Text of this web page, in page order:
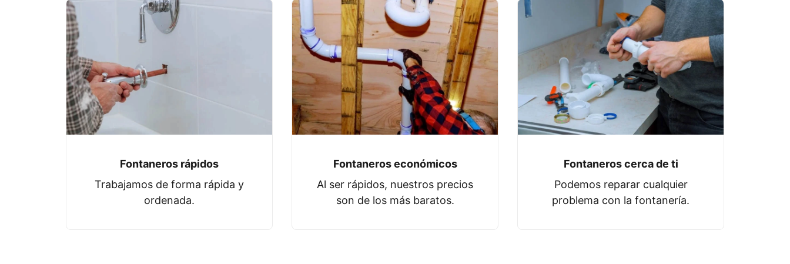
Fontaneros rápidos
Trabajamos de forma rápida y
ordenada.
Fontaneros económicos
Al ser rápidos, nuestros precios
son de los más baratos.
Fontaneros cerca de ti
Podemos reparar cualquier
problema con la fontanería.